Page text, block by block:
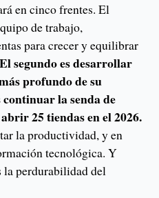
en cinco frentes. El
de trabajo,
para crecer y equilibrar
El segundo es desarrollar
profundo de su
la senda de
25 tiendas en el 2026.
la productividad, y en
tecnológica. Y
la perdurabilidad del